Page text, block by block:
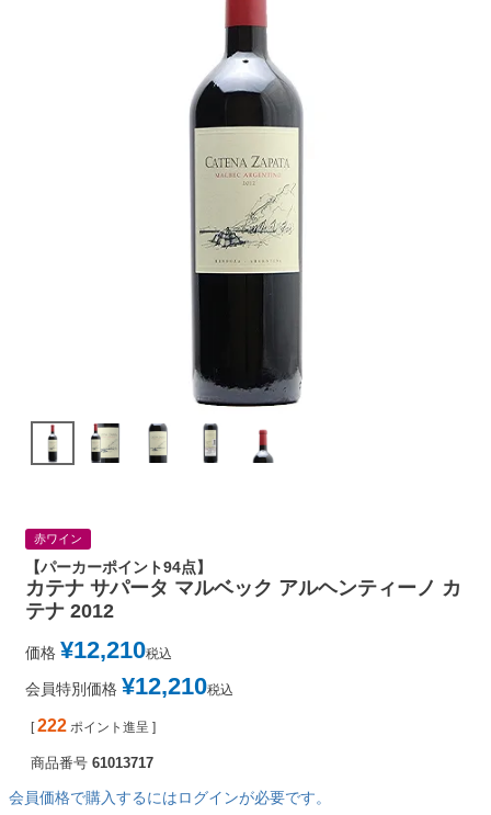
赤ワイン
【パーカーポイント94点】
カテナ サパータ マルベック アルヘンティーノ カ
テナ 2012
価格 ¥12,210税込
会員特別価格 ¥12,210税込
[ 222 ポイント進呈 ]
商品番号 61013717
会員価格で購入するにはログインが必要です。